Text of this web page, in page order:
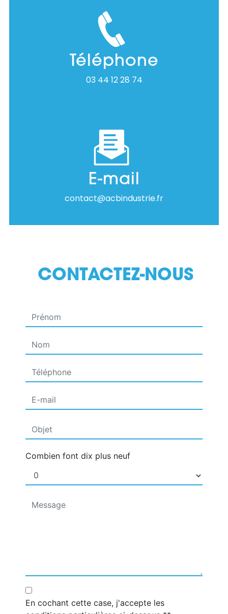
Téléphone
03 44 12 28 74
E-mail
contact@acbindustrie.fr
CONTACTEZ-NOUS
Combien font dix plus neuf
En cochant cette case, j'accepte les